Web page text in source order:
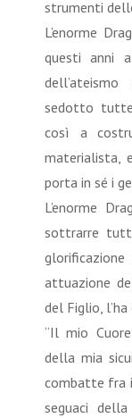
strumenti
L’enorme
questi anni a
sedotto
così a
materialista,
porta in sé i
L’enorme
sottrarre
attuazione
del Figlio,
“Il mio
della mia
combatte fra i
seguaci